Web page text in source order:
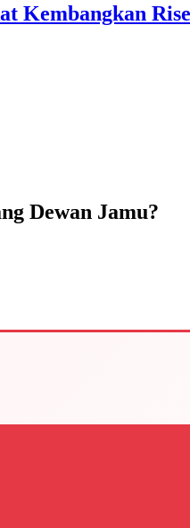
Kembangkan
Dewan Jamu?